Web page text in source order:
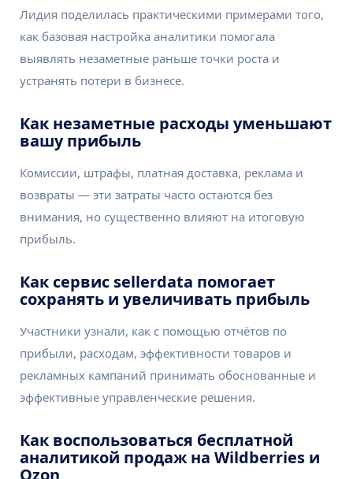
Лидия поделилась практическими примерами того,
как базовая настройка аналитики помогала
выявлять незаметные раньше точки роста и
устранять потери в бизнесе.
Как незаметные расходы уменьшают
вашу прибыль
Комиссии, штрафы, платная доставка, реклама и
возвраты — эти затраты часто остаются без
внимания, но существенно влияют на итоговую
прибыль.
Как сервис sellerdata помогает
сохранять и увеличивать прибыль
Участники узнали, как с помощью отчётов по
прибыли, расходам, эффективности товаров и
рекламных кампаний принимать обоснованные и
эффективные управленческие решения.
Как воспользоваться бесплатной
аналитикой продаж на Wildberries и
Ozon